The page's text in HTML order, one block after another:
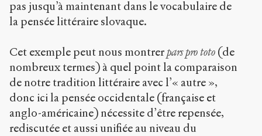
pas jusqu’à maintenant dans le vocabulaire de
la pensée littéraire slovaque.
Cet exemple peut nous montrerpars pro toto (de
nombreux termes) à quel point la comparaison
de notre tradition littéraire avec l’« autre »,
donc ici la pensée occidentale (française et
anglo-américaine) nécessite d’être repensée,
rediscutée et aussi unifiée au niveau du